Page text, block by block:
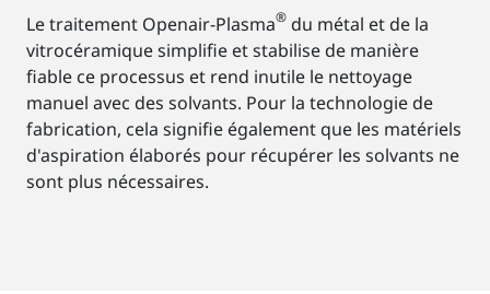
Le traitement Openair-Plasma® du métal et de la
vitrocéramique simplifie et stabilise de manière
fiable ce processus et rend inutile le nettoyage
manuel avec des solvants. Pour la technologie de
fabrication, cela signifie également que les matériels
d'aspiration élaborés pour récupérer les solvants ne
sont plus nécessaires.